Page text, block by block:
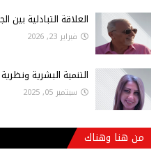
العلاقة التبادلية بين
فبراير 23, 2026
التنمية البشرية
سبتمبر 05, 2025
من هنا وهناك